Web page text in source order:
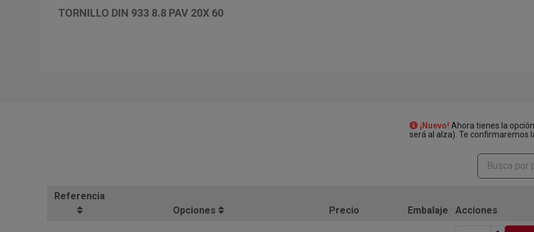
TORNILLO DIN 933 8.8 PAV 20X 60
¡Nuevo! Ahora tienes la
será al alza). Te confirmaremos
Referencia
Opciones
Precio Embalaje Acciones